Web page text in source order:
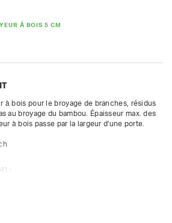
À BOIS 5 CM
à bois pour le broyage de branches, résidus
au broyage du bambou. Épaisseur max. des
à bois passe par la largeur d'une porte.
: